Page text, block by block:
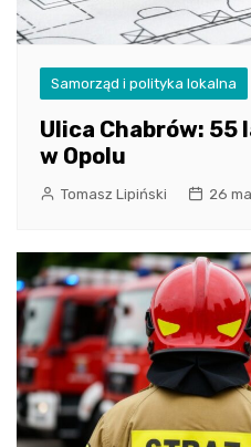
Samorząd i polityka lokalna
Ulica Chabrów:
w Opolu
Tomasz Lipiński 26